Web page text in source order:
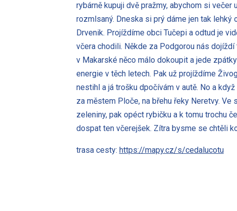
rybárně kupuji dvě pražmy, abychom si
rozmlsaný. Dneska si prý dáme jen tak
Drvenik. Projíždíme obci Tučepi a odtud je
včera chodili. Někde za Podgorou nás
v Makarské něco málo dokoupit a jede
energie v těch letech. Pak už projíždíme
nestihl a já trošku dpočívám v autě. No a
za městem Ploče, na břehu řeky Neretvy.
zeleniny, pak opéct rybičku a k tomu trochu
dospat ten včerejšek. Zítra bysme se chtěli
trasa cesty: https://mapy.cz/s/cedalucotu